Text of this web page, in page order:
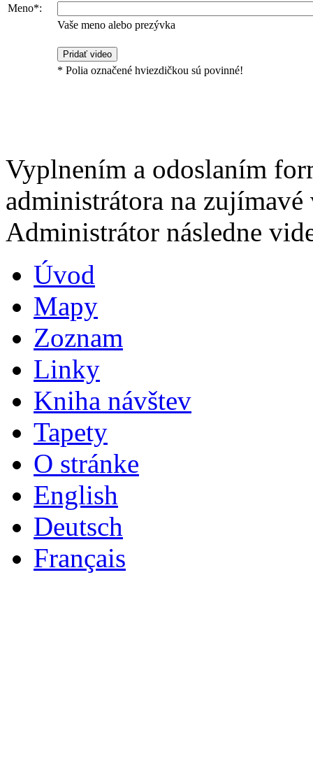
Meno*:
Vaše meno alebo prezývka
* Polia označené hviezdičkou sú povinné!
Vyplnením a odoslaním
administrátora na
Administrátor následne
Úvod
Mapy
Zoznam
Linky
Kniha návštev
Tapety
O stránke
English
Deutsch
Français